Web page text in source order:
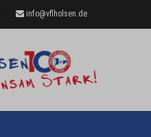
info@vflholsen.de